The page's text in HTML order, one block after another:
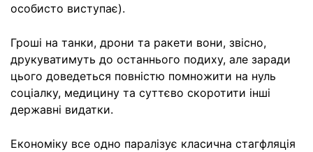
особисто виступає).
Гроші на танки, дрони та ракети вони, звісно,
друкуватимуть до останнього подиху, але заради
цього доведеться повністю помножити на нуль
соціалку, медицину та суттєво скоротити інші
державні видатки.
Економіку все одно паралізує класична стагфляція